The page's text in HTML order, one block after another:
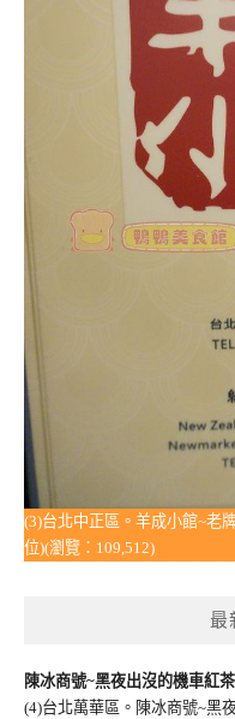
(3)台北中正區。羊成小館~老
位)(瀏覽：109,512)
最
陳冰商號~黑夜出沒的機車紅
(4)台北萬華區。陳冰商號~黑